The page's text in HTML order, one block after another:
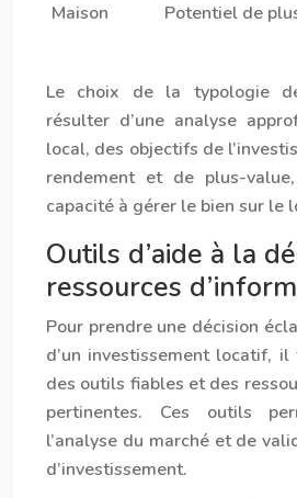
Maison Potentiel de
Le choix de la typologie
résulter d’une analyse
local, des objectifs de
rendement et de plus-
capacité à gérer le bien sur le
Outils d’aide à la
ressources
Pour prendre une décision
d’un investissement locatif, il
des outils fiables et des
pertinentes. Ces outils
l’analyse du marché et de
d’investissement.